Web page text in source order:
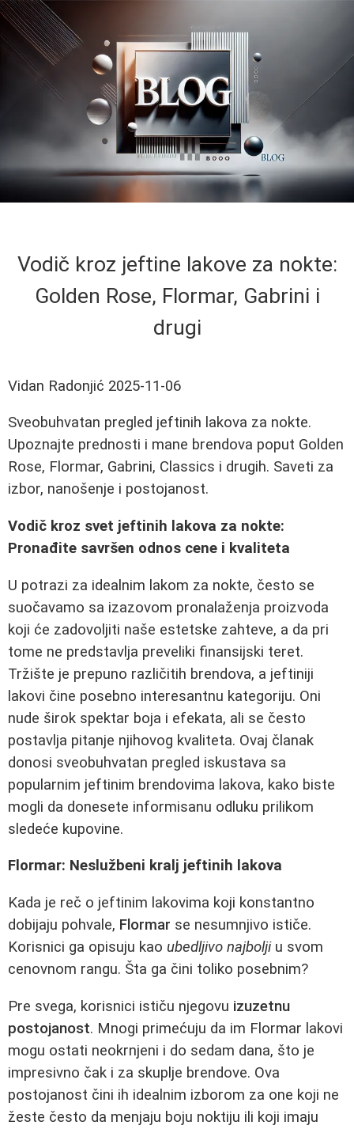
Vodič kroz jeftine lakove za nokte:
Golden Rose, Flormar, Gabrini i
drugi
Vidan Radonjić 2025-11-06
Sveobuhvatan pregled jeftinih lakova za nokte.
Upoznajte prednosti i mane brendova poput Golden
Rose, Flormar, Gabrini, Classics i drugih. Saveti za
izbor, nanošenje i postojanost.
Vodič kroz svet jeftinih lakova za nokte:
Pronađite savršen odnos cene i kvaliteta
U potrazi za idealnim lakom za nokte, često se
suočavamo sa izazovom pronalaženja proizvoda
koji će zadovoljiti naše estetske zahteve, a da pri
tome ne predstavlja preveliki finansijski teret.
Tržište je prepuno različitih brendova, a jeftiniji
lakovi čine posebno interesantnu kategoriju. Oni
nude širok spektar boja i efekata, ali se često
postavlja pitanje njihovog kvaliteta. Ovaj članak
donosi sveobuhvatan pregled iskustava sa
popularnim jeftinim brendovima lakova, kako biste
mogli da donesete informisanu odluku prilikom
sledeće kupovine.
Flormar: Neslužbeni kralj jeftinih lakova
Kada je reč o jeftinim lakovima koji konstantno
dobijaju pohvale, Flormar se nesumnjivo ističe.
Korisnici ga opisuju kao ubedljivo najboljiu svom
cenovnom rangu. Šta ga čini toliko posebnim?
Pre svega, korisnici ističu njegovu izuzetnu
postojanost. Mnogi primećuju da im Flormar lakovi
mogu ostati neokrnjeni i do sedam dana, što je
impresivno čak i za skuplje brendove. Ova
postojanost čini ih idealnim izborom za one koji ne
žeste često da menjaju boju noktiju ili koji imaju